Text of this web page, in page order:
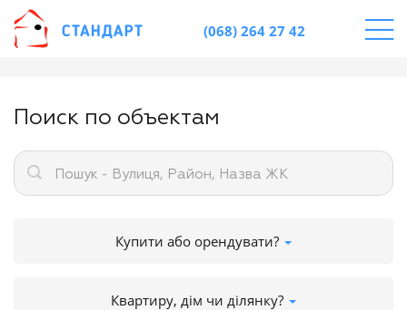
(068) 264 27 42
Поиск по объектам
Пошук - Вулиця, Район, Назва ЖК
Купити або орендувати?
Квартиру, дім чи ділянку?